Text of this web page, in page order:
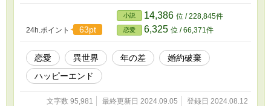
24h.ポイント 63pt
小説 14,386 位 / 228,845件
恋愛 6,325 位 / 66,371件
恋愛 異世界 年の差
婚約破棄
ハッピーエンド
文字数 95,981 最終更新日 2024.09.05 登録日 2024.08.12